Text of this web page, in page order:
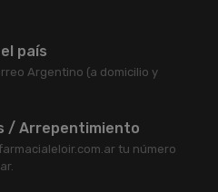
país
Argentino (a domicilio y
/ Arrepentimiento
tu número